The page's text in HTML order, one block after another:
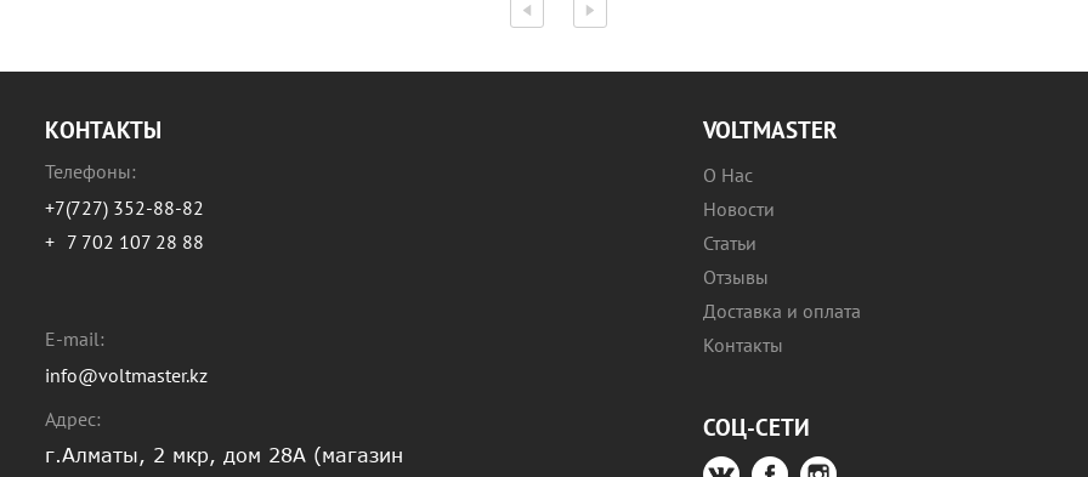
КОНТАКТЫ
Телефоны:
+7(727) 352-88-82
+ 7 702 107 28 88
E-mail:
info@voltmaster.kz
Адрес:
г.Алматы, 2 мкр, дом 28А (магазин
VOLTMASTER
О Нас
Новости
Статьи
Отзывы
Доставка и оплата
Контакты
СОЦ-СЕТИ